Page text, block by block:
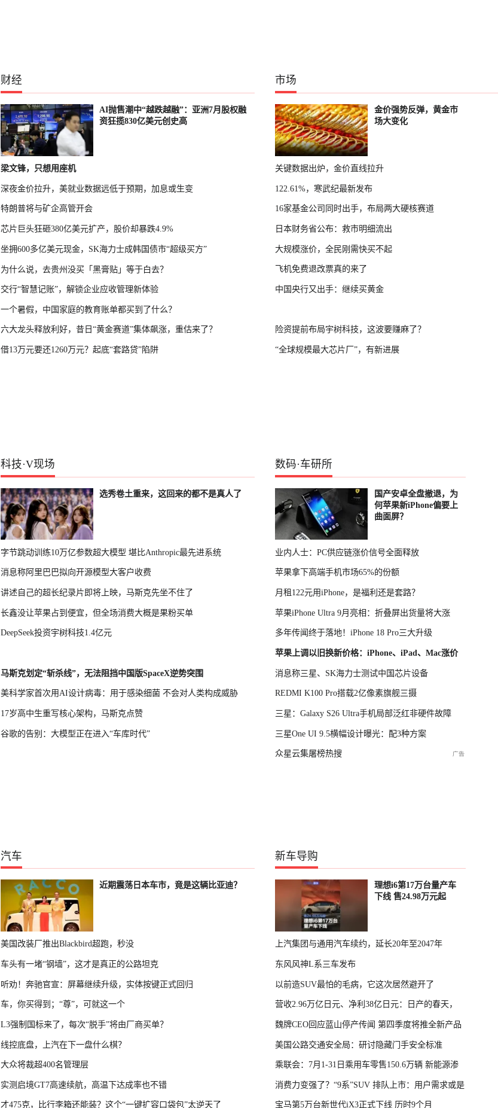
财经
AI抛售潮中“越跌越融”：亚洲7月股权融
资狂揽830亿美元创史高
梁文锋，只想用座机
深夜金价拉升，美就业数据远低于预期，加息或生变
特朗普将与矿企高管开会
芯片巨头狂砸380亿美元扩产，股价却暴跌4.9%
坐拥600多亿美元现金，SK海力士成韩国债市“超级买方”
为什么说，去贵州没买「黑膏贴」等于白去？
交行“智慧记账”，解锁企业应收管理新体验
一个暑假，中国家庭的教育账单都买到了什么？
六大龙头释放利好，昔日“黄金赛道”集体飙涨，重估来了？
借13万元要还1260万元？起底“套路贷”陷阱
市场
金价强势反弹，黄金市
场大变化
关键数据出炉，金价直线拉升
122.61%，寒武纪最新发布
16家基金公司同时出手，布局两大硬核赛道
日本财务省公布：救市明细流出
大规模涨价，全民刚需快买不起
飞机免费退改票真的来了
中国央行又出手：继续买黄金
险资提前布局宇树科技，这波要赚麻了？
“全球规模最大芯片厂”，有新进展
科技·V现场
选秀卷土重来，这回来的都不是真人了
字节跳动训练10万亿参数超大模型 堪比Anthropic最先进系统
消息称阿里巴巴拟向开源模型大客户收费
讲述自己的超长纪录片即将上映，马斯克先坐不住了
长鑫没让苹果占到便宜，但全场消费大概是果粉买单
DeepSeek投资宇树科技1.4亿元
马斯克划定“斩杀线”，无法阻挡中国版SpaceX逆势突围
美科学家首次用AI设计病毒：用于感染细菌 不会对人类构成威胁
17岁高中生重写核心架构，马斯克点赞
谷歌的告别：大模型正在进入“车库时代”
数码·车研所
国产安卓全盘撤退，为
何苹果新iPhone偏要上
曲面屏？
业内人士：PC供应链涨价信号全面释放
苹果拿下高端手机市场65%的份额
月租122元用iPhone，是福利还是套路？
苹果iPhone Ultra 9月亮相：折叠屏出货量将大涨
多年传闻终于落地！iPhone 18 Pro三大升级
苹果上调以旧换新价格：iPhone、iPad、Mac涨价
消息称三星、SK海力士测试中国芯片设备
REDMI K100 Pro搭载2亿像素旗舰三摄
三星：Galaxy S26 Ultra手机局部泛红非硬件故障
三星One UI 9.5横幅设计曝光：配3种方案
众星云集屠榜热搜
汽车
近期震荡日本车市，竟是这辆比亚迪？
美国改装厂推出Blackbird超跑，秒没
车头有一堵“钢墙”，这才是真正的公路坦克
听劝！奔驰官宣：屏幕继续升级，实体按键正式回归
车，你买得到；“尊”，可就这一个
L3强制国标来了，每次“脱手”将由厂商买单？
线控底盘，上汽在下一盘什么棋？
大众将裁超400名管理层
实测启境GT7高速续航，高温下达成率也不错
才475克，比行李箱还能装？这个“一键扩容口袋包”太逆天了
新车导购
理想i6第17万台量产车
下线 售24.98万元起
上汽集团与通用汽车续约，延长20年至2047年
东风风神L系三车发布
以前造SUV最怕的毛病，它这次居然避开了
营收2.96万亿日元、净利38亿日元：日产的春天，
回来了
魏牌CEO回应蓝山停产传闻 第四季度将推全新产品
美国公路交通安全局：研讨隐藏门手安全标准
乘联会：7月1-31日乘用车零售150.6万辆 新能源渗
透率64.4%
消费力变强了？“9系”SUV 排队上市：用户需求或是
主因
宝马第5万台新世代iX3正式下线 历时9个月